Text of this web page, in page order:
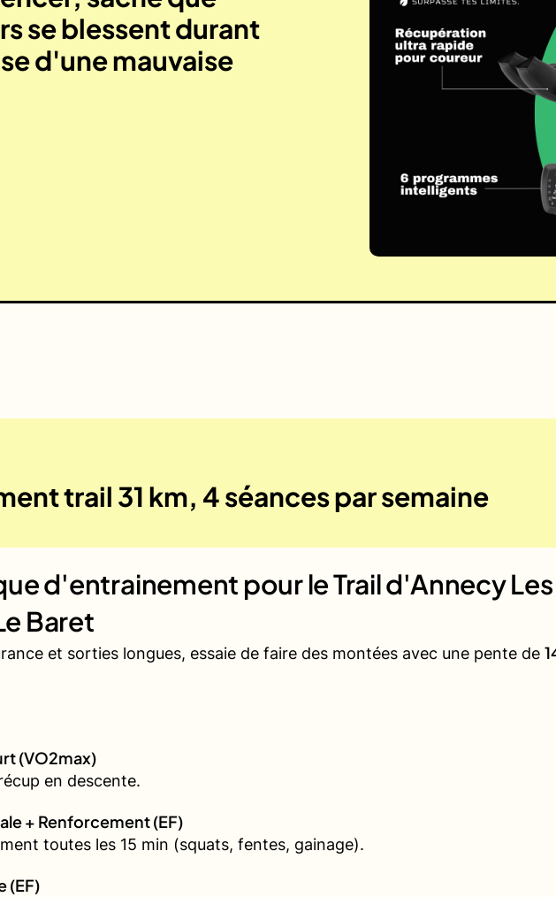
se blessent durant
d'une mauvaise
trail 31 km, 4 séances par semaine
d'entrainement pour leTrail d'Annecy
Baret
et sorties longues, essaie de faire des montées avec une pente de
(VO2max)
en descente.
+ Renforcement (EF)
toutes les 15 min (squats, fentes, gainage).
(EF)